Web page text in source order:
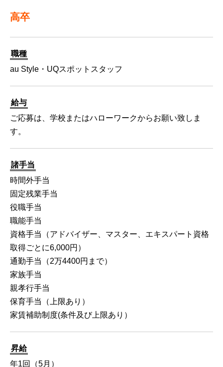
高卒
職種
au Style・UQスポットスタッフ
給与
ご応募は、学校またはハローワークからお願い致しま
す。
諸手当
時間外手当
固定残業手当
役職手当
職能手当
資格手当（アドバイザー、マスター、エキスパート資格
取得ごとに6,000円）
通勤手当（2万4400円まで）
家族手当
親孝行手当
保育手当（上限あり）
家賃補助制度(条件及び上限あり）
昇給
年1回（5月）